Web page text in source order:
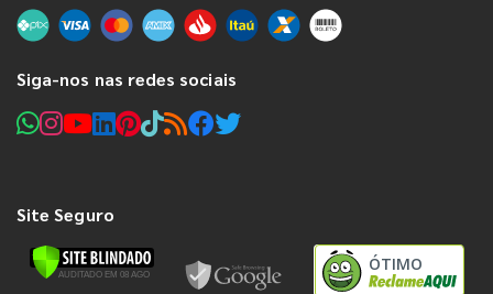
Siga-nos nas redes sociais
Site Seguro
ÓTIMO